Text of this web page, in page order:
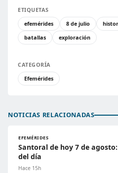
ETIQUETAS
efemérides
8 de julio
batallas
exploración
CATEGORÍA
Efemérides
NOTICIAS RELACIONADAS
EFEMÉRIDES
Santoral de hoy 7 de
del día
Hace 15h